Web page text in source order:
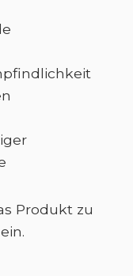
Produkt zu